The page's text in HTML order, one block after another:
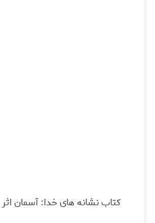
کتاب نشانه های خدا: آسمان